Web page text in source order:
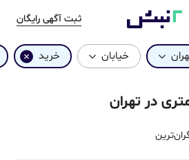
ثبت آگهی رایگان
خیابان خرید